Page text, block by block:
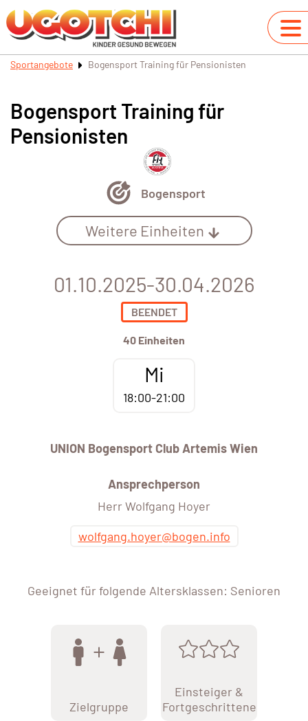
Sportangebote Bogensport Training für Pensionisten
Bogensport Training für
Pensionisten
Bogensport
Weitere Einheiten
01.10.2025-30.04.2026
BEENDET
40 Einheiten
Mi
18:00-21:00
UNION Bogensport Club Artemis Wien
Ansprechperson
Herr Wolfgang Hoyer
wolfgang.hoyer@bogen.info
Geeignet für folgende Altersklassen: Senioren
Zielgruppe
Einsteiger &
Fortgeschrittene